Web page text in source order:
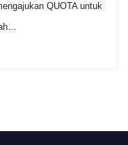
QUOTA untuk